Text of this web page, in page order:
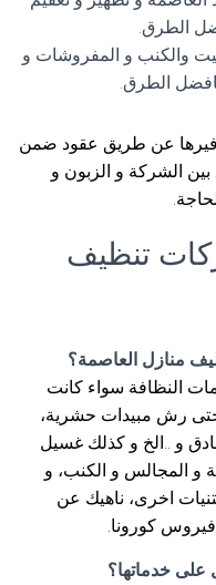
الطرق.
والكنب و المفروشات و
الطرق.
عن طريق عقود ضمن
الشركة و الزبون و
تنظيف
منازل العاصمة؟
النظافة سواء كانت
رش مبيدات حشرية،
و ..الخ و كذلك غسيل
و المجالس و الكنب، و
اخرى، ناهيك عن
فيروس كورونا.
خدماتها؟